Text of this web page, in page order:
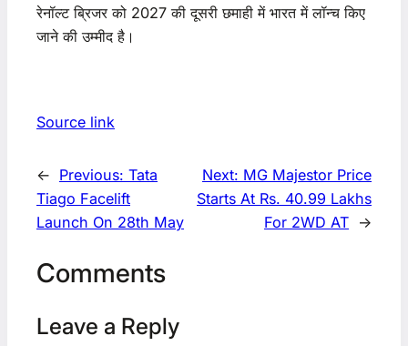
रेनॉल्ट ब्रिजर को 2027 की दूसरी छमाही में भारत में लॉन्च किए
जाने की उम्मीद है।
Source link
← Previous: Tata
Tiago Facelift
Launch On 28th May
Next: MG Majestor Price
Starts At Rs. 40.99 Lakhs
For 2WD AT →
Comments
Leave a Reply